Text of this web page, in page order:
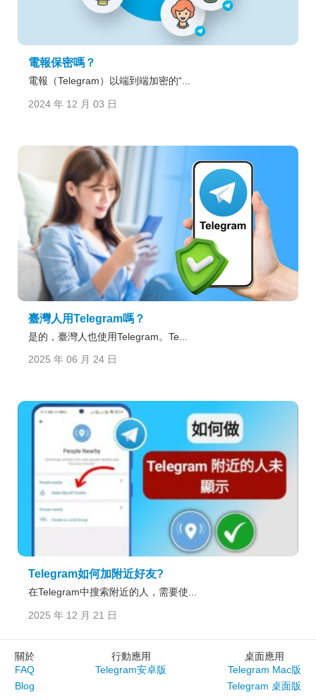
電報保密嗎？
電報（Telegram）以端到端加密的“...
2024 年 12 月 03 日
臺灣人用Telegram嗎？
是的，臺灣人也使用Telegram。Te...
2025 年 06 月 24 日
Telegram如何加附近好友?
在Telegram中搜索附近的人，需要使...
2025 年 12 月 21 日
關於
FAQ
Blog
行動應用
Telegram安卓版
桌面應用
Telegram Mac版
Telegram 桌面版